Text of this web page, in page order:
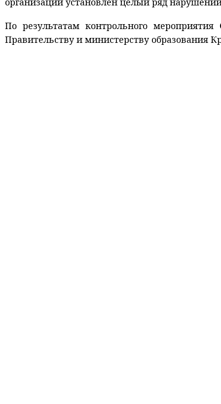
По результатам контрольного
Правительству и министерству образования